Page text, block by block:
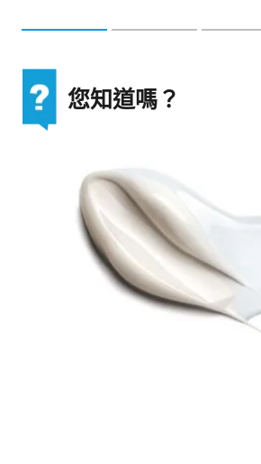
您知道嗎？